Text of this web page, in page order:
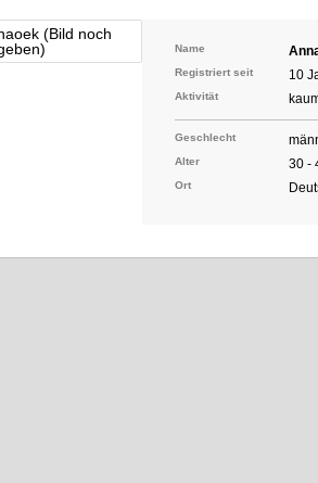
Name
Registriert seit 10
Aktivität
Geschlecht
Alter 30 -
Ort